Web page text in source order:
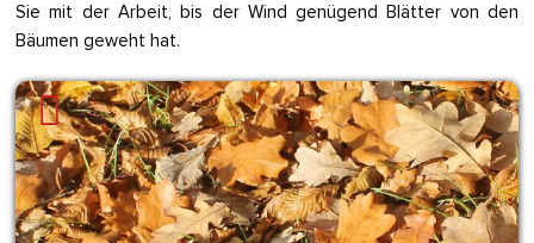
Sie mit der Arbeit, bis der Wind genügend Blätter von den
Bäumen geweht hat.